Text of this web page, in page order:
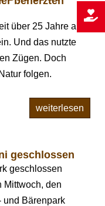
über 25 Jahre alt
Und das nutzte
Zügen. Doch
folgen.
weiterlesen
geschlossen
geschlossen
Mittwoch, den
und Bärenpark